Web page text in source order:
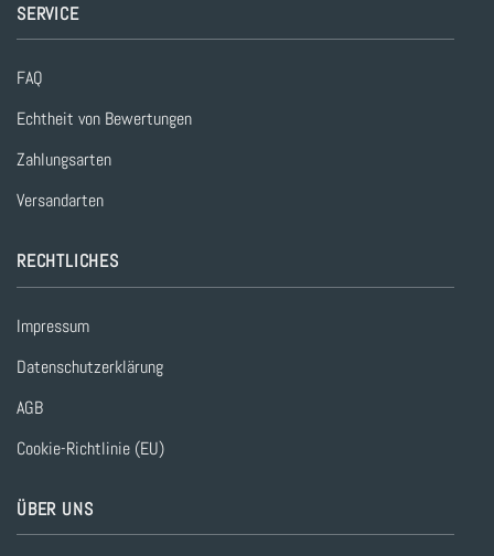
SERVICE
FAQ
Echtheit von Bewertungen
Zahlungsarten
Versandarten
RECHTLICHES
Impressum
Datenschutzerklärung
AGB
Cookie-Richtlinie (EU)
ÜBER UNS